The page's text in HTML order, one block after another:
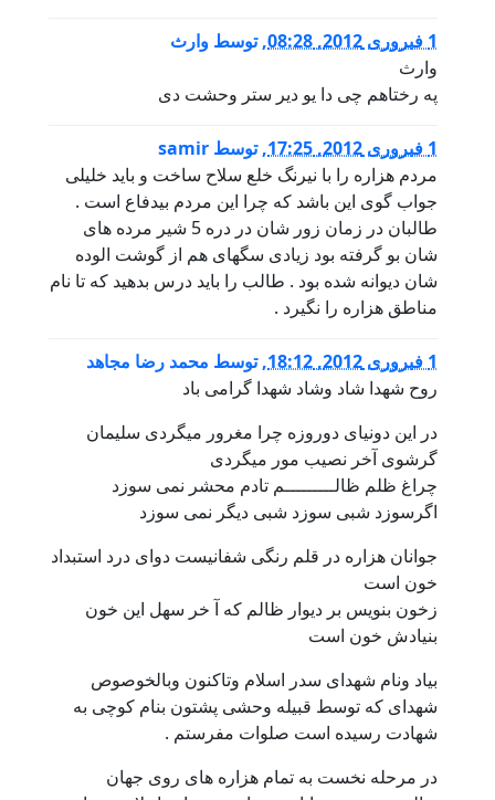
1 فبروری 2012, 08:28 ,توسط وارث
وارث
په رختاهم چی دا یو دیر ستر وحشت دی
1 فبروری 2012, 17:25 ,توسط samir
مردم هزاره را با نیرنگ خلع سلاح ساخت و باید خلیلی
جواب گوی این باشد که چرا این مردم بیدفاع است .
طالبان در زمان زور شان در دره 5 شیر مرده های
شان بو گرفته بود زیادی سگهای هم از گوشت الوده
شان دیوانه شده بود . طالب را باید درس بدهید که تا نام
مناطق هزاره را نگیرد .
1 فبروری 2012, 18:12 ,توسط محمد رضا مجاهد
روح شهدا شاد وشاد شهدا گرامی باد
در این دونیای دوروزه چرا مغرور میگردی سلیمان
گرشوی آخر نصیب مور میگردی
چراغ ظلم ظالـــــــــم تادم محشر نمی سوزد
اگرسوزد شبی سوزد شبی دیگر نمی سوزد
جوانان هزاره در قلم رنگی شفانیست دوای درد استبداد
خون است
زخون بنویس بر دیوار ظالم که آ خر سهل این خون
بنیادش خون است
بیاد ونام شهدای سدر اسلام وتاکنون وبالخوصوص
شهدای که توسط قبیله وحشی پشتون بنام کوچی به
شهادت رسیده است صلوات مفرستم .
در مرحله نخست به تمام هزاره های روی جهان